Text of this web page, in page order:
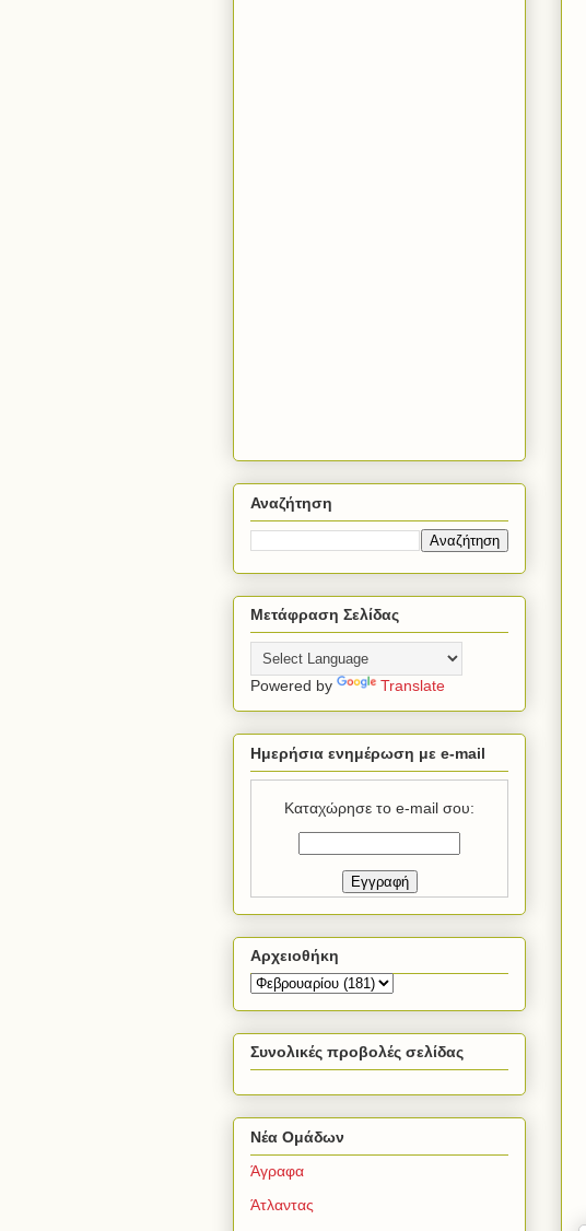
Αναζήτηση
Μετάφραση Σελίδας
Powered by Translate
Ημερήσια ενημέρωση με e-mail
Καταχώρησε το e-mail σου:
Αρχειοθήκη
Συνολικές προβολές σελίδας
Νέα Ομάδων
Άγραφα
Άτλαντας